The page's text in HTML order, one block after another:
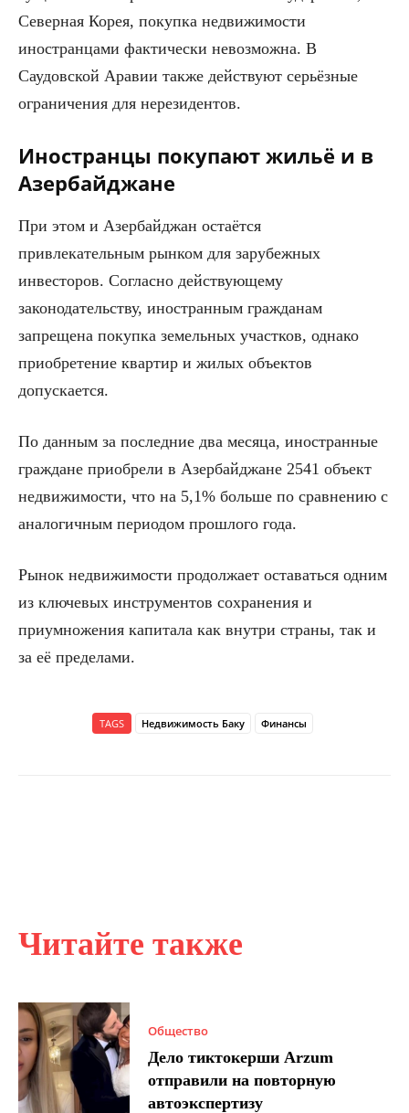
Читайте также
Общество
Дело тиктокерши Arzum
отправили на повторную
автоэкспертизу
Северная Корея, покупка недвижимости
иностранцами фактически невозможна. В
Саудовской Аравии также действуют серьёзные
ограничения для нерезидентов.
Иностранцы покупают жильё и в
Азербайджане
При этом и Азербайджан остаётся
привлекательным рынком для зарубежных
инвесторов. Согласно действующему
законодательству, иностранным гражданам
запрещена покупка земельных участков, однако
приобретение квартир и жилых объектов
допускается.
По данным за последние два месяца, иностранные
граждане приобрели в Азербайджане 2541 объект
недвижимости, что на 5,1% больше по сравнению с
аналогичным периодом прошлого года.
Рынок недвижимости продолжает оставаться одним
из ключевых инструментов сохранения и
приумножения капитала как внутри страны, так и
за её пределами.
TAGS Недвижимость Баку Финансы